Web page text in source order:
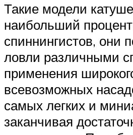
Такие модели
наибольший процент
спиннингистов, они
ловли различными
применения
всевозможных
самых легких и
заканчивая